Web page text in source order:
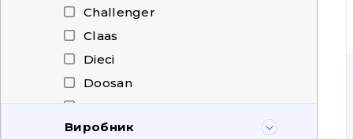
Challenger
Claas
Dieci
Doosan
Dressta
HAMM
Виробник